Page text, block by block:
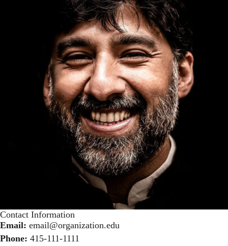
Contact Information
Email: email@organization.edu
Phone: 415-111-1111